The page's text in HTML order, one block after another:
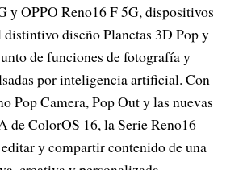
y OPPO Reno16 F 5G, dispositivos
diseño Planetas 3D Pop y
de funciones de fotografía y
por inteligencia artificial. Con
Pop Camera, Pop Out y las nuevas
de ColorOS 16, la Serie Reno16
y compartir contenido de una